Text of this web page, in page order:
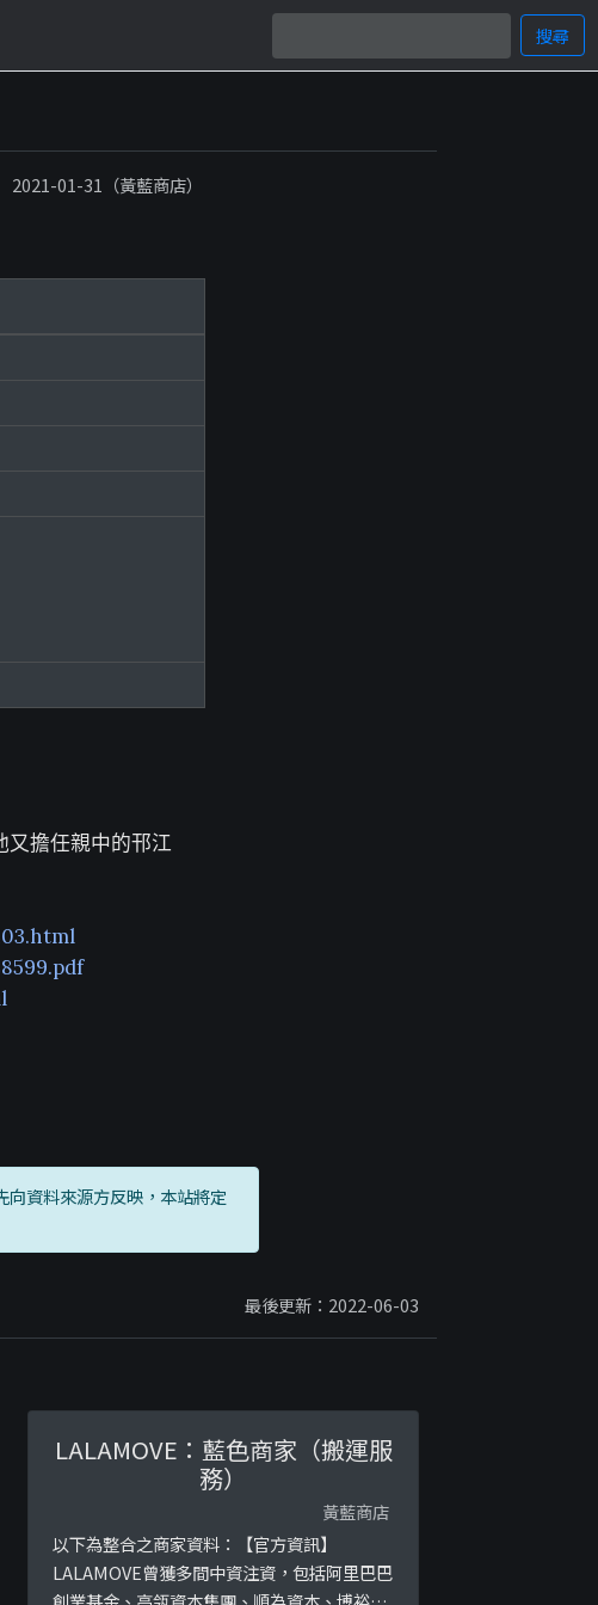
搜尋
2021-01-31（黃藍商店）
擔任親中的邗江
資料來源方反映，本站將定
最後更新：2022-06-03
LALAMOVE：藍色商家（搬運服
務）
黃藍商店
以下為整合之商家資料：【官方資訊】
LALAMOVE曾獲多間中資注資，包括阿里巴巴